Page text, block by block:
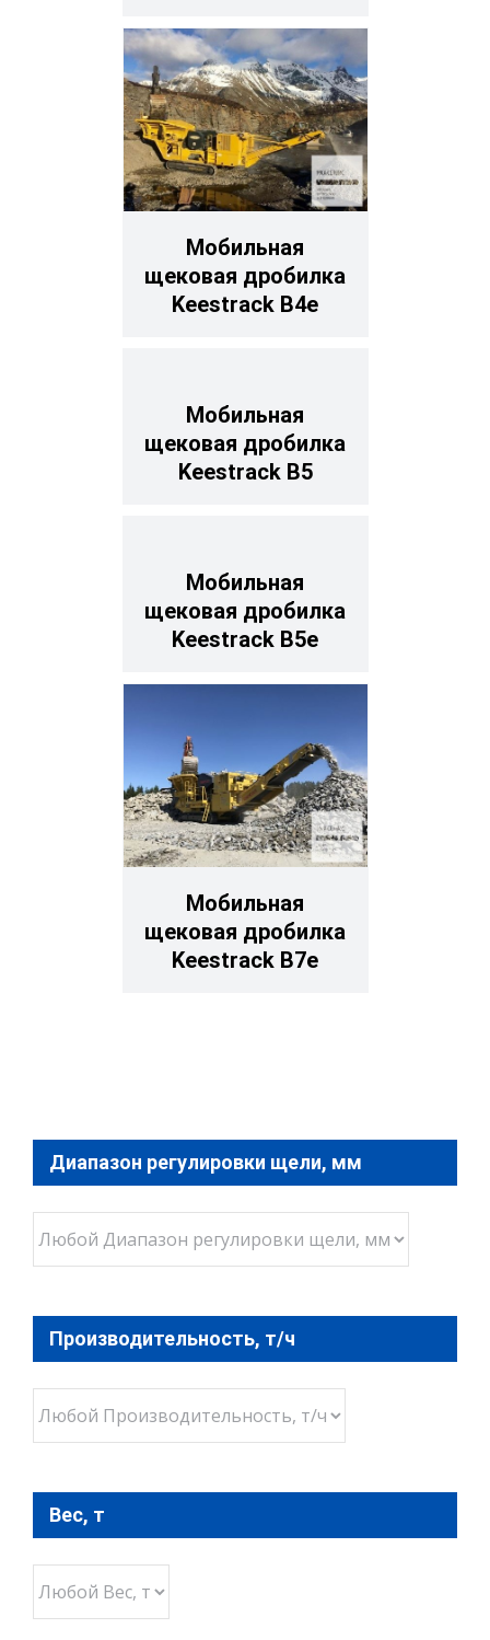
Мобильная
щековая дробилка
Keestrack B4е
Мобильная
щековая дробилка
Keestrack B5
Мобильная
щековая дробилка
Keestrack B5е
Мобильная
щековая дробилка
Keestrack B7e
Диапазон регулировки щели, мм
Производительность, т/ч
Вес, т